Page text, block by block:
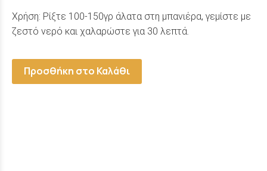
Χρήση: Ρίξτε 100-150γρ άλατα στη μπανιέρα, γεμίστε με
ζεστό νερό και χαλαρώστε για 30 λεπτά.
Προσθήκη στο Καλάθι